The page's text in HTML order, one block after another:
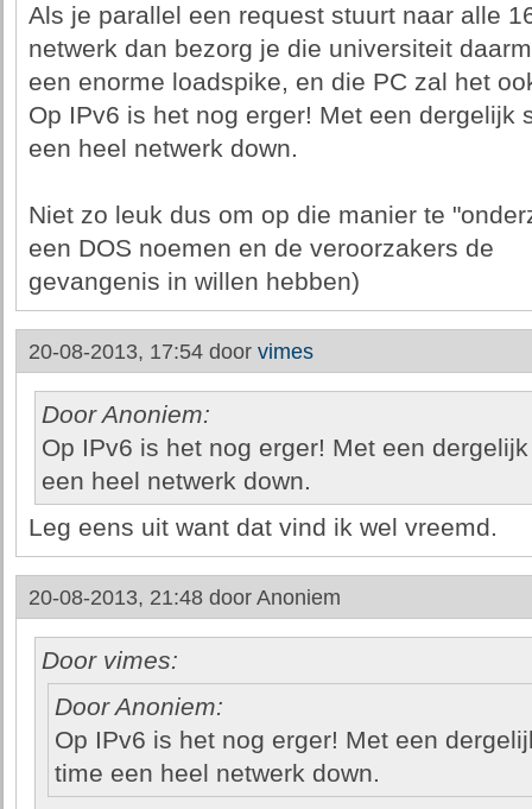
Als je parallel een request stuurt naar alle
netwerk dan bezorg je die universiteit
een enorme loadspike, en die PC zal het
Op IPv6 is het nog erger! Met een dergelijk
een heel netwerk down.
Niet zo leuk dus om op die manier te
een DOS noemen en de veroorzakers de
gevangenis in willen hebben)
20-08-2013, 17:54 door vimes
Door Anoniem:
Op IPv6 is het nog erger! Met een
een heel netwerk down.
Leg eens uit want dat vind ik wel vreemd.
20-08-2013, 21:48 door Anoniem
Door vimes:
Door Anoniem:
Op IPv6 is het nog erger! Met een
time een heel netwerk down.